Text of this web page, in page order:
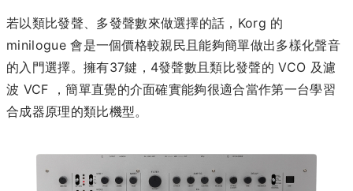
若以類比發聲、多發聲數來做選擇的話，Korg 的
minilogue 會是一個價格較親民且能夠簡單做出多樣化聲音
的入門選擇。擁有37鍵，4發聲數且類比發聲的 VCO 及濾
波 VCF ，簡單直覺的介面確實能夠很適合當作第一台學習
合成器原理的類比機型。